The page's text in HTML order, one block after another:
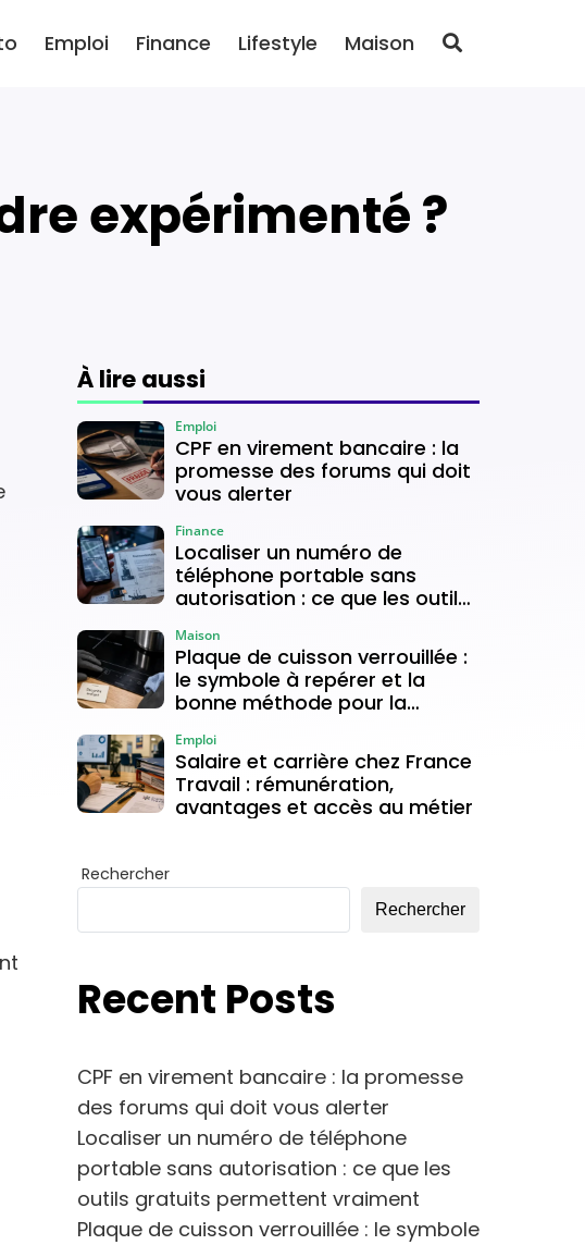
Emploi Finance Lifestyle Maison
expérimenté ?
À lire aussi
CPF en virement bancaire : la
promesse des forums qui doit
vous alerter
Emploi
Localiser un numéro de
téléphone portable sans
autorisation : ce que les outils
Finance
Plaque de cuisson verrouillée :
le symbole à repérer et la
bonne méthode pour la
Maison
Salaire et carrière chez France
Travail : rémunération,
avantages et accès au métier
Emploi
Rechercher
Rechercher
Recent Posts
CPF en virement bancaire : la promesse
des forums qui doit vous alerter
Localiser un numéro de téléphone
portable sans autorisation : ce que les
outils gratuits permettent vraiment
Plaque de cuisson verrouillée : le symbole